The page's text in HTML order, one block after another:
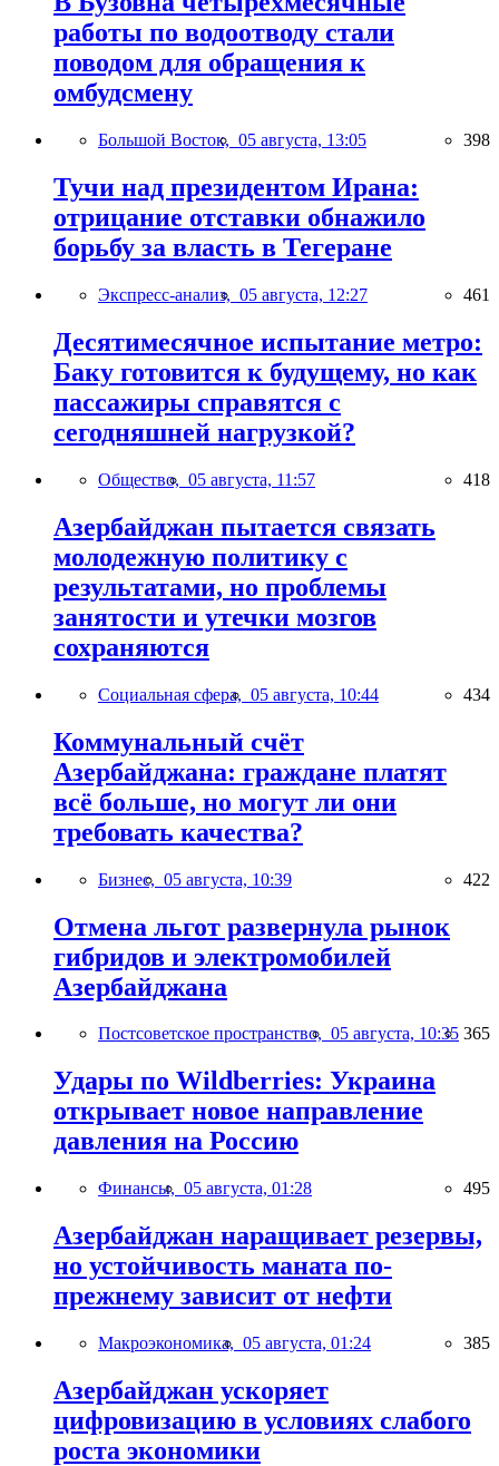
работы по водоотводу стали
поводом для обращения к
омбудсмену
Большой Восток, 05 августа, 13:05 398
Тучи над президентом Ирана:
отрицание отставки обнажило
борьбу за власть в Тегеране
Экспресс-анализ, 05 августа, 12:27 461
Десятимесячное испытание метро:
Баку готовится к будущему, но как
пассажиры справятся с
сегодняшней нагрузкой?
Общество, 05 августа, 11:57 418
Азербайджан пытается связать
молодежную политику с
результатами, но проблемы
занятости и утечки мозгов
сохраняются
Социальная сфера, 05 августа, 10:44 434
Коммунальный счёт
Азербайджана: граждане платят
всё больше, но могут ли они
требовать качества?
Бизнес, 05 августа, 10:39 422
Отмена льгот развернула рынок
гибридов и электромобилей
Азербайджана
Постсоветское пространство, 05 августа, 10:35 365
Удары по Wildberries: Украина
открывает новое направление
давления на Россию
Финансы, 05 августа, 01:28 495
Азербайджан наращивает резервы,
но устойчивость маната по-
прежнему зависит от нефти
Макроэкономика, 05 августа, 01:24 385
Азербайджан ускоряет
цифровизацию в условиях слабого
роста экономики